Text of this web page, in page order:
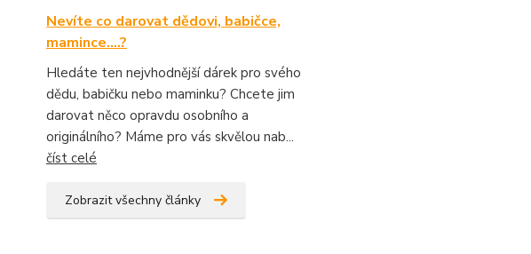
Nevíte co darovat dědovi, babičce,
mamince....?
Hledáte ten nejvhodnější dárek pro svého
dědu, babičku nebo maminku? Chcete jim
darovat něco opravdu osobního a
originálního? Máme pro vás skvělou nab...
číst celé
Zobrazit všechny články